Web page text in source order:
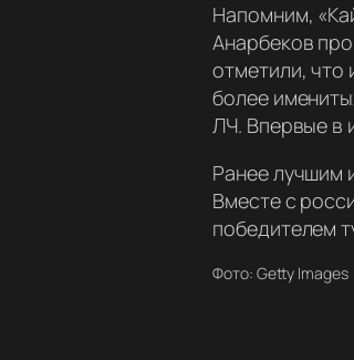
Напомним,
Анарбеков
отметили, что
более
ЛЧ. Впервые в
Ранее лучшим
Вместе с
победителем
Фото: Getty Images